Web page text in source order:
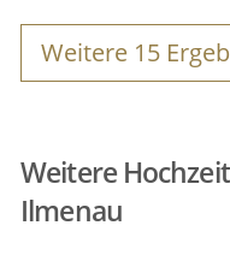
Weitere 15
Weitere
Ilmenau